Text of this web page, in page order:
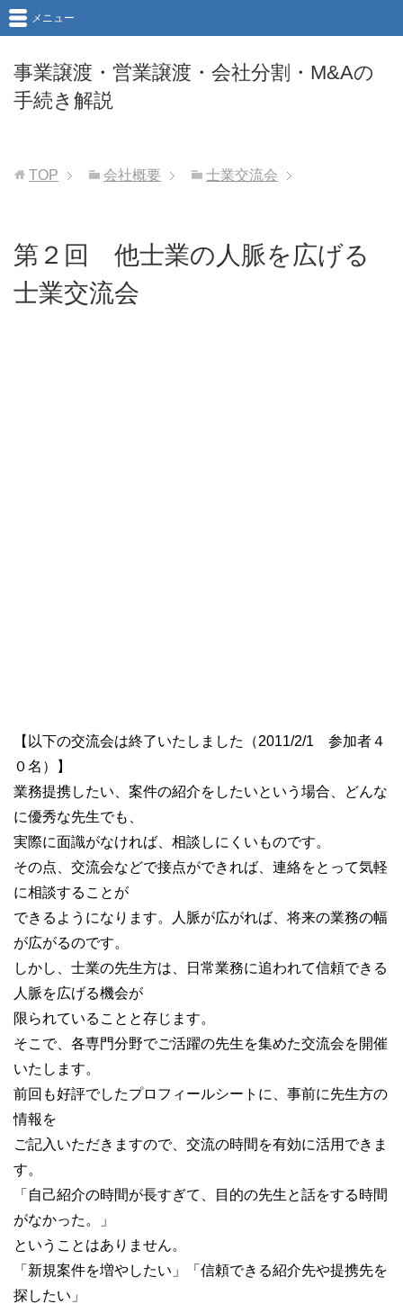
事業譲渡・営業譲渡・会社分割・M&Aの
手続き解説
メニュー
TOP 会社概要 士業交流会
第２回 他士業の人脈を広げる
士業交流会
【以下の交流会は終了いたしました（2011/2/1 参加者４
０名）】
業務提携したい、案件の紹介をしたいという場合、どんな
に優秀な先生でも、
実際に面識がなければ、相談しにくいものです。
その点、交流会などで接点ができれば、連絡をとって気軽
に相談することが
できるようになります。人脈が広がれば、将来の業務の幅
が広がるのです。
しかし、士業の先生方は、日常業務に追われて信頼できる
人脈を広げる機会が
限られていることと存じます。
そこで、各専門分野でご活躍の先生を集めた交流会を開催
いたします。
前回も好評でしたプロフィールシートに、事前に先生方の
情報を
ご記入いただきますので、交流の時間を有効に活用できま
す。
「自己紹介の時間が長すぎて、目的の先生と話をする時間
がなかった。」
ということはありません。
「新規案件を増やしたい」「信頼できる紹介先や提携先を
探したい」